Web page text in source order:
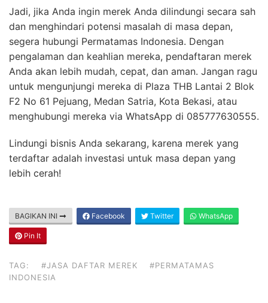
Jadi, jika Anda ingin merek Anda dilindungi secara sah
dan menghindari potensi masalah di masa depan,
segera hubungi Permatamas Indonesia. Dengan
pengalaman dan keahlian mereka, pendaftaran merek
Anda akan lebih mudah, cepat, dan aman. Jangan ragu
untuk mengunjungi mereka di Plaza THB Lantai 2 Blok
F2 No 61 Pejuang, Medan Satria, Kota Bekasi, atau
menghubungi mereka via WhatsApp di 085777630555.
Lindungi bisnis Anda sekarang, karena merek yang
terdaftar adalah investasi untuk masa depan yang
lebih cerah!
BAGIKAN INI Facebook Twitter WhatsApp
Pin It
TAG: #JASA DAFTAR MEREK
#PERMATAMAS
INDONESIA